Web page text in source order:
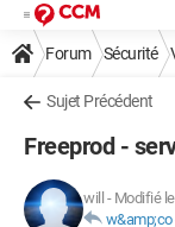
Forum Sécurité
Sujet Précédent
Freeprod -
will - Modifié
w&amp;co